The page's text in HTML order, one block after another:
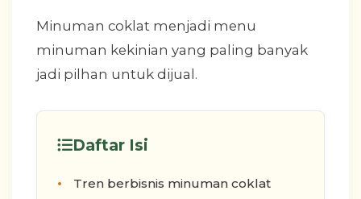
Minuman coklat menjadi menu
minuman kekinian yang paling banyak
jadi pilhan untuk dijual.
Daftar Isi
Tren berbisnis minuman coklat